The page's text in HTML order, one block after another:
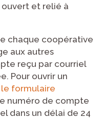
et relié à
chaque coopérative
aux autres
reçu par courriel
Pour ouvrir un
le formulaire
numéro de compte
dans un délai de 24